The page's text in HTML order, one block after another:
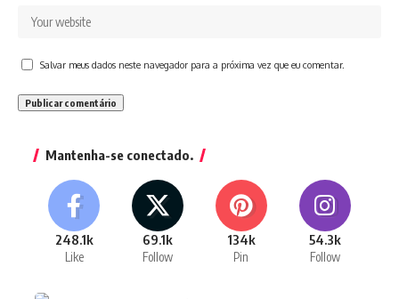
Salvar meus dados neste navegador para a próxima vez que eu comentar.
Mantenha-se conectado.
248.1k
Like
69.1k
Follow
134k
Pin
54.3k
Follow